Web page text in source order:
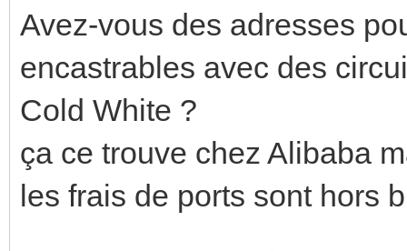
Avez-vous des adresses
encastrables avec des
Cold White ?
ça ce trouve chez Alibaba
les frais de ports sont hors